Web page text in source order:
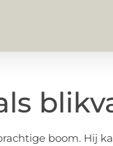
boom. Hij